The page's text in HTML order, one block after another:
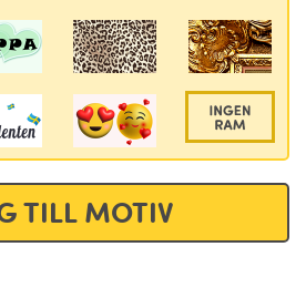
TILL MOTIV